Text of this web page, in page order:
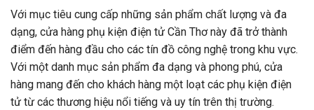
Với mục tiêu cung cấp những sản phẩm chất lượng và đa
dạng, cửa hàng phụ kiện điện tử Cần Thơ này đã trở thành
điểm đến hàng đầu cho các tín đồ công nghệ trong khu vực.
Với một danh mục sản phẩm đa dạng và phong phú, cửa
hàng mang đến cho khách hàng một loạt các phụ kiện điện
tử từ các thương hiệu nổi tiếng và uy tín trên thị trường.